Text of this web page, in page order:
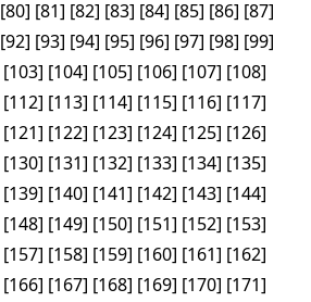
[80] [81] [82] [83] [84] [85] [86] [87]
[92] [93] [94] [95] [96] [97] [98] [99]
[103] [104] [105] [106] [107] [108]
[112] [113] [114] [115] [116] [117]
[121] [122] [123] [124] [125] [126]
[130] [131] [132] [133] [134] [135]
[139] [140] [141] [142] [143] [144]
[148] [149] [150] [151] [152] [153]
[157] [158] [159] [160] [161] [162]
[166] [167] [168] [169] [170] [171]